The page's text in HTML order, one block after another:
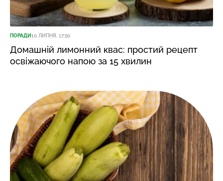
ПОРАДИ10 ЛИПНЯ, 17:50
Домашній лимонний квас: простий рецепт
освіжаючого напою за 15 хвилин